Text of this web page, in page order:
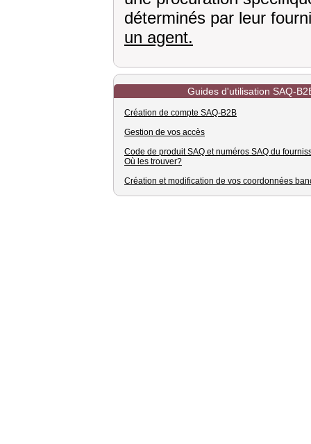
déterminés par leur
un agent.
Guides d'utilisation SAQ-
Création de compte SAQ-B2B
Gestion de vos accès
Code de produit SAQ et numéros SAQ du
Où les trouver?
Création et modification de vos coordonnées